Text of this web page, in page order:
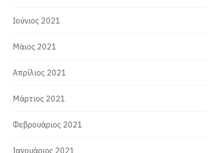
Ιούνιος 2021
Μάιος 2021
Απρίλιος 2021
Μάρτιος 2021
Φεβρουάριος 2021
Ιανουάριος 2021